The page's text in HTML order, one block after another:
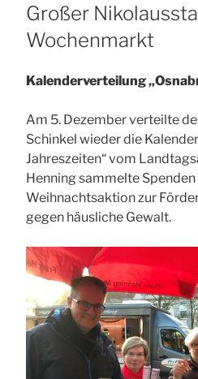
AM
Großer
Wochenmarkt
Kalenderverteilung
Am 5. Dezember verteilte
Schinkel wieder die
Jahreszeiten“ vom
Henning sammelte Spenden
Weihnachtsaktion zur
gegen häusliche Gewalt.